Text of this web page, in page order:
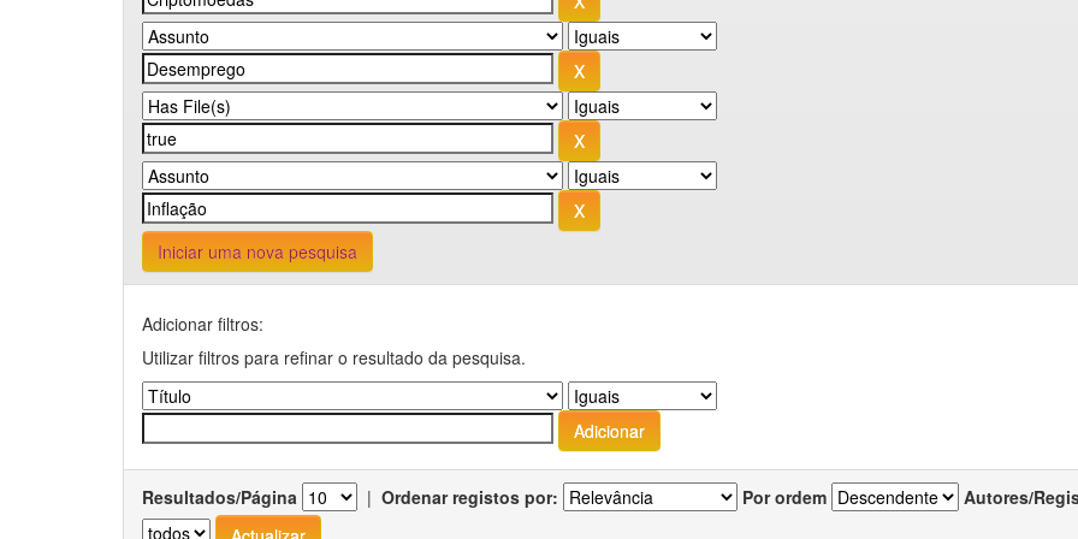
Iniciar uma nova pesquisa
Adicionar filtros:
Utilizar filtros para refinar o resultado da pesquisa.
Resultados/Página | Ordenar registos por: Por ordem Autores/